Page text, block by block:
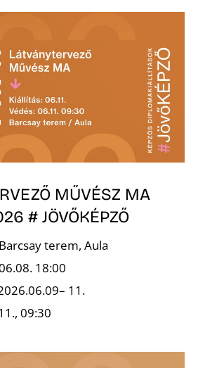
MŰVÉSZ MA
# JÖVŐKÉPZŐ
terem, Aula
18:00
11.
09:30